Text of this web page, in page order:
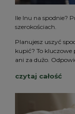
Ile lnu na spodnie?
szerokościach.
Planujesz uszyć
kupić? To kluczowe
ani za dużo.
szerokości tkaniny!
czytaj całość